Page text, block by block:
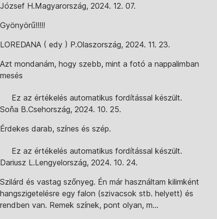
József H.Magyarország, 2024. 12. 07.
Gyönyörű!!!!!
LOREDANA ( edy ) P.Olaszország, 2024. 11. 23.
Azt mondanám, hogy szebb, mint a fotó a nappalimban
mesés
Ez az értékelés automatikus fordítással készült.
Soňa B.Csehország, 2024. 10. 25.
Érdekes darab, színes és szép.
Ez az értékelés automatikus fordítással készült.
Dariusz L.Lengyelország, 2024. 10. 24.
Szilárd és vastag szőnyeg. Én már használtam kilimként
hangszigetelésre egy falon (szivacsok stb. helyett) és
rendben van. Remek színek, pont olyan, m...